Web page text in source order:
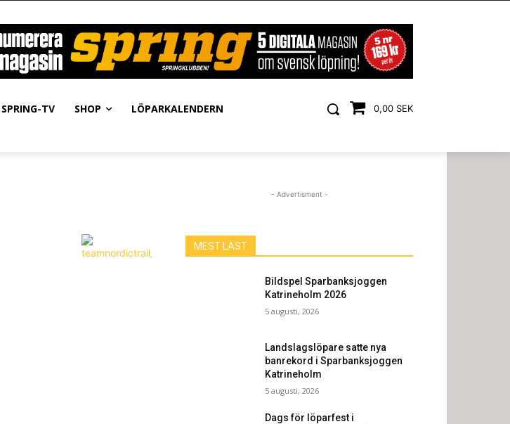
0,00 SEK
SPRING-TV SHOP LÖPARKALENDERN
- Advertisment -
MEST LÄST
Bildspel Sparbanksjoggen
Katrineholm 2026
5 augusti, 2026
Landslagslöpare satte nya
banrekord i Sparbanksjoggen
Katrineholm
5 augusti, 2026
Dags för löparfest i